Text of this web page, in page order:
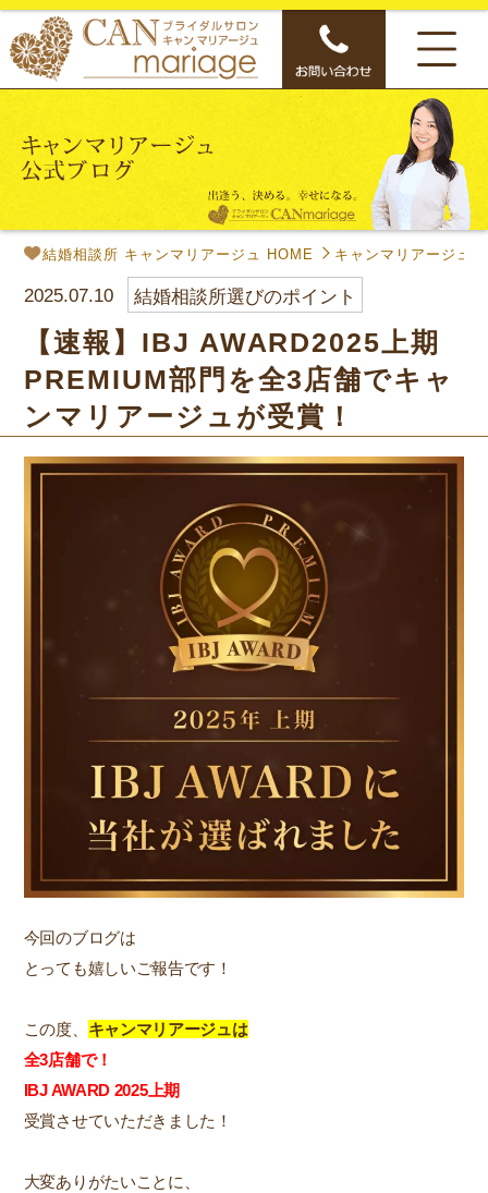
結婚相談所 キャンマリアージュ HOME キャンマリアージュ
2025.07.10 結婚相談所選びのポイント
【速報】IBJ AWARD2025上期
PREMIUM部門を全3店舗でキャ
ンマリアージュが受賞！
今回のブログは
とっても嬉しいご報告です！
この度、 キャンマリアージュは
全3店舗で！
IBJ AWARD 2025上期
受賞させていただきました！
大変ありがたいことに、